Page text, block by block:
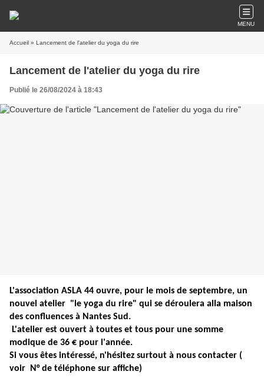
MENU
Accueil » Lancement de l'atelier du yoga du rire
Lancement de l'atelier du yoga du rire
Publié le 26/08/2024 à 18:43
L'association ASLA 44 ouvre, pour le mois de septembre, un
nouvel atelier "le yoga du rire" qui se déroulera alla maison
des confluences à Nantes Sud.
L'atelier est ouvert à toutes et tous pour une somme
modique de 36 € pour l'année.
Si vous êtes intéressé, n'hésitez surtout à nous contacter (
voir N° de téléphone sur affiche)